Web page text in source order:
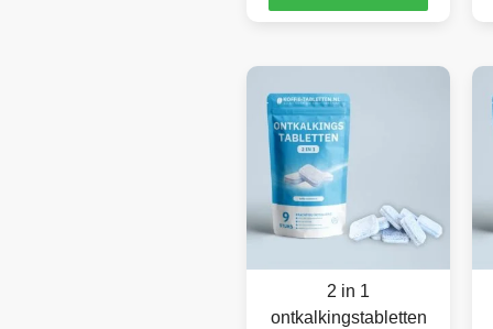
2 in 1
ontkalkingstabletten